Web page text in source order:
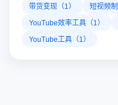
带货变现（1） 短视频制
YouTube效率工具（1）
YouTube工具（1）